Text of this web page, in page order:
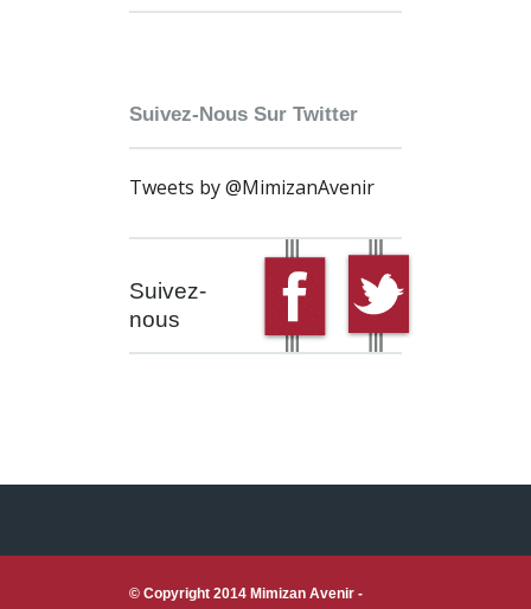
Suivez-Nous Sur Twitter
Tweets by @MimizanAvenir
Suivez-
nous
© Copyright 2014 Mimizan Avenir -